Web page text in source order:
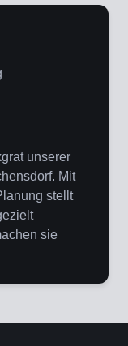
unserer
Mit
stellt
sie